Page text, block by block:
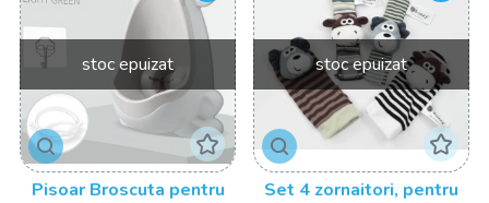
stoc epuizat
Pisoar Broscuta pentru
stoc epuizat
Set 4 zornaitori, pentru